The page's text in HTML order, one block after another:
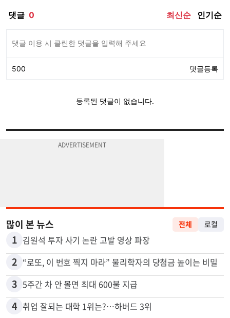
많이 본 뉴스 전체 로컬
1 김원석 투자 사기 논란 고발 영상 파장
2 “로또, 이 번호 찍지 마라” 물리학자의 당첨금 높이는 비밀
3 5주간 차 안 몰면 최대 600불 지급
4 취업 잘되는 대학 1위는?…하버드 3위